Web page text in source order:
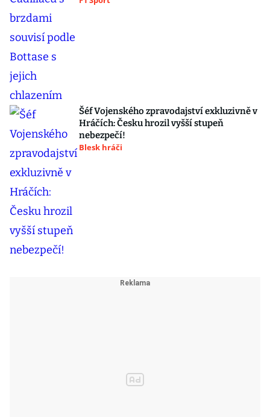
Šéf Vojenského zpravodajství exkluzivně v
Hráčích: Česku hrozil vyšší stupeň
nebezpečí!
Blesk hráči